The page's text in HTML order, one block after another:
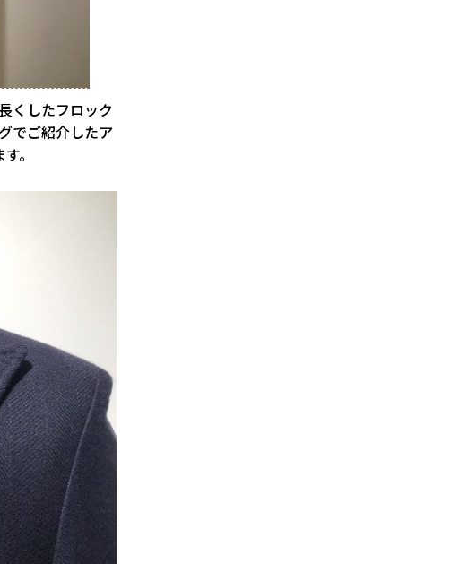
くしたフロック
でご紹介したア
。